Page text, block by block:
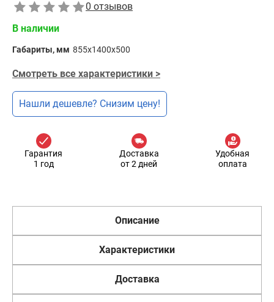
0 отзывов
В наличии
Габариты, мм 855x1400x500
Смотреть все характеристики >
Нашли дешевле? Снизим цену!
Гарантия
1 год
Доставка
от 2 дней
Удобная
оплата
Описание
Характеристики
Доставка